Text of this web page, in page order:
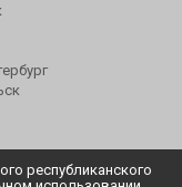
республиканского